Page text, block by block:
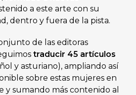
a este arte con su
dentro y fuera de la pista.
de las editoras
traducir 45 artículos
y asturiano), ampliando así
sobre estas mujeres en
y sumando más contenido al